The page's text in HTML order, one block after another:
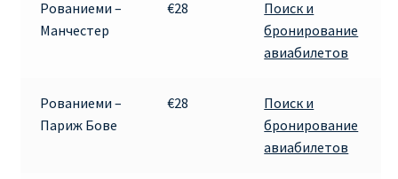
ПУТЕШЕСТВИЕ С ДЕТЬМИ И МЛАДЕНЦАМИ
РЕЙСАМИ RYANAIR
ПУТЕШЕСТВИЯ РЕЙСАМИ RYANAIR
Информация по бронированию билетов Ryanair
Рованиеми –
Манчестер
€28
Поиск и
бронирование
авиабилетов
Рованиеми –
Париж Бове
€28
Поиск и
бронирование
авиабилетов